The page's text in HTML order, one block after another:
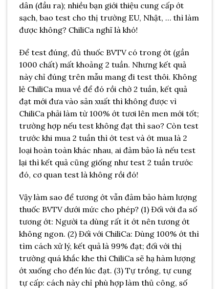
dân (đầu ra); nhiều bạn giới thiệu cung cấp ớt
sạch, bao test cho thị trường EU, Nhật, … thì làm
được không? ChiliCa nghĩ là khó!
Để test đúng, đủ thuốc BVTV có trong ớt (gần
1000 chất) mất khoảng 2 tuần. Nhưng kết quả
này chỉ đúng trên mẫu mang đi test thôi. Không
lẻ ChiliCa mua về để đó rồi chờ 2 tuần, kết quả
đạt mới đưa vào sản xuất thì không được vì
ChiliCa phải làm từ 100% ớt tươi lên men mới tốt;
trường hợp nếu test không đạt thì sao? Còn test
trước khi mua 2 tuần thì ớt test và ớt mua là 2
loại hoàn toàn khác nhau, ai đảm bảo là nếu test
lại thì kết quả cũng giống như test 2 tuần trước
đó, cơ quan test là không rồi đó!
Vậy làm sao để tương ớt vẫn đảm bảo hàm lượng
thuốc BVTV dưới mức cho phép? (1) Đối với đa số
tương ớt: Người ta dùng rất ít ớt nên tương ớt
không ngon. (2) Đối với ChiliCa: Dùng 100% ớt thì
tìm cách xử lý, kết quả là 99% đạt; đối với thị
trường quá khắc khe thì ChiliCa sẽ hạ hàm lượng
ớt xuống cho đến lúc đạt. (3) Tự trồng, tự cung
tự cấp: cách này chỉ phù hợp làm thủ công, số